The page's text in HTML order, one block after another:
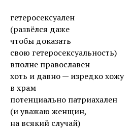
гетеросексуален
(развёлся даже
чтобы доказать
свою гетеросексуальность)
вполне православен
хоть и давно — изредко хожу
в храм
потенциально патриахален
(и уважаю женщин,
на всякий случай)